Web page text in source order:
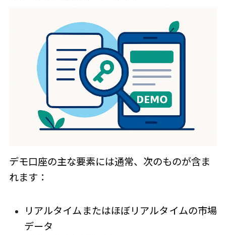
デモ口座の主な要素には通常、次のものが含ま
れます：
リアルタイムまたはほぼリアルタイムの市場
データ